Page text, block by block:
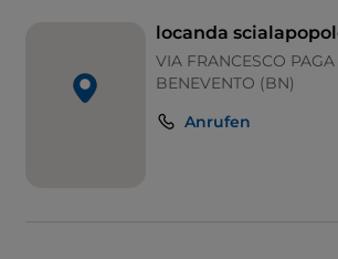
locanda
VIA FRANCESCO
BENEVENTO (BN)
Anrufen